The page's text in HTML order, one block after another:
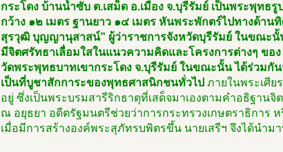
กระโดง บ้านน้ำซับ ต.เสม็ด อ.เมือง จ.บุรีรัมย์ เป็นพระพุท
กว้าง ๑๒ เมตร ฐานยาว ๑๔ เมตร หันพระพักตร์ไปทางด้าน
สุรวุฒิ บุญญานุสาสน์” ผู้ว่าราชการจังหวัดบุรีรัมย์ ในขณะ
มีจิตศรัทธาเลื่อมใสในแนวความคิดและโครงการต่างๆ ข
วัดพระพุทธบาทเขากระโดง จ.บุรีรัมย์ ในขณะนั้น ได้ร่วมกัน
เป็นที่บูชาสักการะของพุทธศาสนิกชนทั่วไป ภายในพระเศีย
อยู่ ซึ่งเป็นพระบรมสารีริกธาตุที่เสด็จมาเองตามคำอธิฐานจิ
ณ อยุธยา อดีตรัฐมนตรีช่วยว่าการกระทรวงเกษตราธิการ
เมื่อมีการสร้างองค์พระสุภัทรบพิตรขึ้น นายเสรีฯ จึงได้นำม